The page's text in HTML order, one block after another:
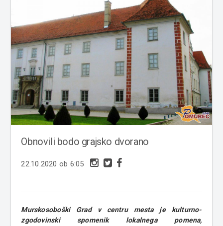
Obnovili bodo grajsko dvorano
22.10.2020 ob 6:05
Murskosoboški Grad v centru mesta je kulturno-
zgodovinski spomenik lokalnega pomena,